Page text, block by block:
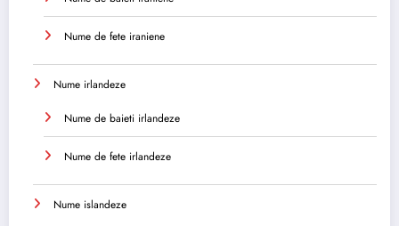
Nume de fete iraniene
Nume irlandeze
Nume de baieti irlandeze
Nume de fete irlandeze
Nume islandeze